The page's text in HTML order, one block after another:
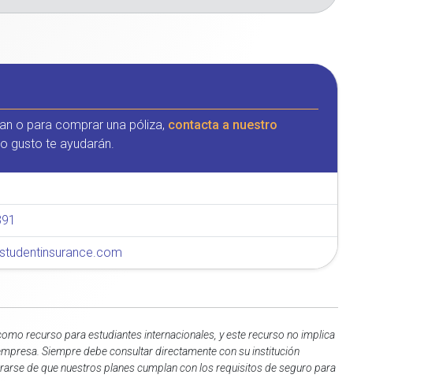
o para comprar una póliza, contacta a nuestro
gusto te ayudarán.
recurso para estudiantes internacionales, y este recurso no implica
Siempre debe consultar directamente con su institución
de que nuestros planes cumplan con los requisitos de seguro para